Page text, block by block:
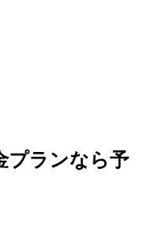
プランなら予